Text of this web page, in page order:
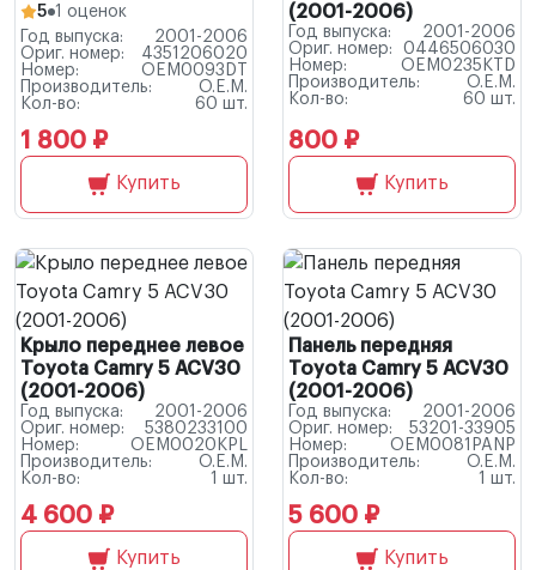
5 1 оценок
Год выпуска:
2001-2006
Ориг. номер:
4351206020
Номер:
OEM0093DT
Производитель:
O.E.M.
Кол-во:
60 шт.
1 800 ₽
Купить
(2001-2006)
Год выпуска:
2001-2006
Ориг. номер:
0446506030
Номер:
OEM0235KTD
Производитель:
O.E.M.
Кол-во:
60 шт.
800 ₽
Купить
Крыло переднее левое
Toyota Camry 5 ACV30
(2001-2006)
Год выпуска:
2001-2006
Ориг. номер:
5380233100
Номер:
OEM0020KPL
Производитель:
O.E.M.
Кол-во:
1 шт.
4 600 ₽
Купить
Панель передняя
Toyota Camry 5 ACV30
(2001-2006)
Год выпуска:
2001-2006
Ориг. номер:
53201-33905
Номер:
OEM0081PANP
Производитель:
O.E.M.
Кол-во:
1 шт.
5 600 ₽
Купить